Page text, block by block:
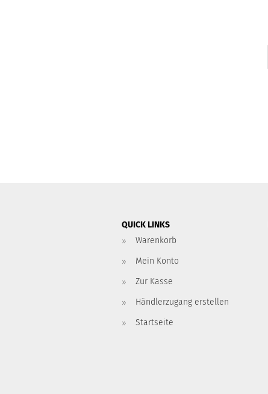
QUICK LINKS
Warenkorb
Mein Konto
Zur Kasse
Händlerzugang erstellen
Startseite